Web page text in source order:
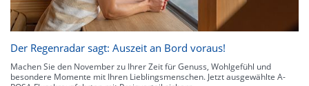
Der Regenradar sagt: Auszeit an Bord voraus!
Machen Sie den November zu Ihrer Zeit für Genuss, Wohlgefühl und
besondere Momente mit Ihren Lieblingsmenschen. Jetzt ausgewählte A-